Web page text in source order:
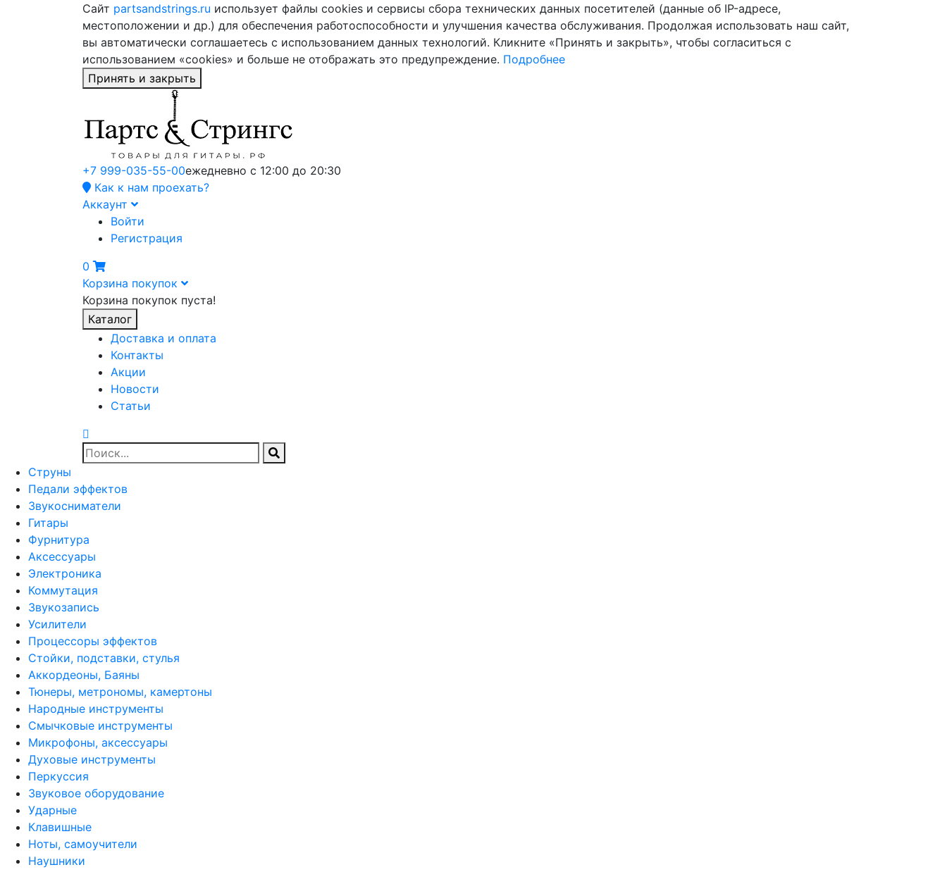
Сайт partsandstrings.ru использует файлы cookies и сервисы сбора технических данных посетителей (данные об IP-адресе,
местоположении и др.) для обеспечения работоспособности и улучшения качества обслуживания. Продолжая использовать наш сайт,
вы автоматически соглашаетесь с использованием данных технологий. Кликните «Принять и закрыть», чтобы согласиться с
использованием «cookies» и больше не отображать это предупреждение. Подробнее
Принять и закрыть
+7 999-035-55-00ежедневно с 12:00 до 20:30
Как к нам проехать?
Аккаунт
Войти
Регистрация
0
Корзина покупок
Корзина покупок пуста!
Каталог
Доставка и оплата
Контакты
Акции
Новости
Статьи
Струны
Педали эффектов
Звукосниматели
Гитары
Фурнитура
Аксессуары
Электроника
Коммутация
Звукозапись
Усилители
Процессоры эффектов
Стойки, подставки, стулья
Аккордеоны, Баяны
Тюнеры, метрономы, камертоны
Народные инструменты
Смычковые инструменты
Микрофоны, аксессуары
Духовые инструменты
Перкуссия
Звуковое оборудование
Ударные
Клавишные
Ноты, самоучители
Наушники